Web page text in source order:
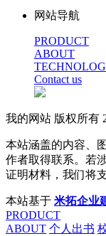
网站导航
PRODUCT
ABOUT
Contact us
我的网站 版权所有
本站涵盖的内容、
作者取得联系。若
证明材料，我们将
本站基于 米拓企业
PRODUCT
ABOUT 个人出书